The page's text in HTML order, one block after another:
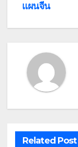
แผนจีน
Related Post